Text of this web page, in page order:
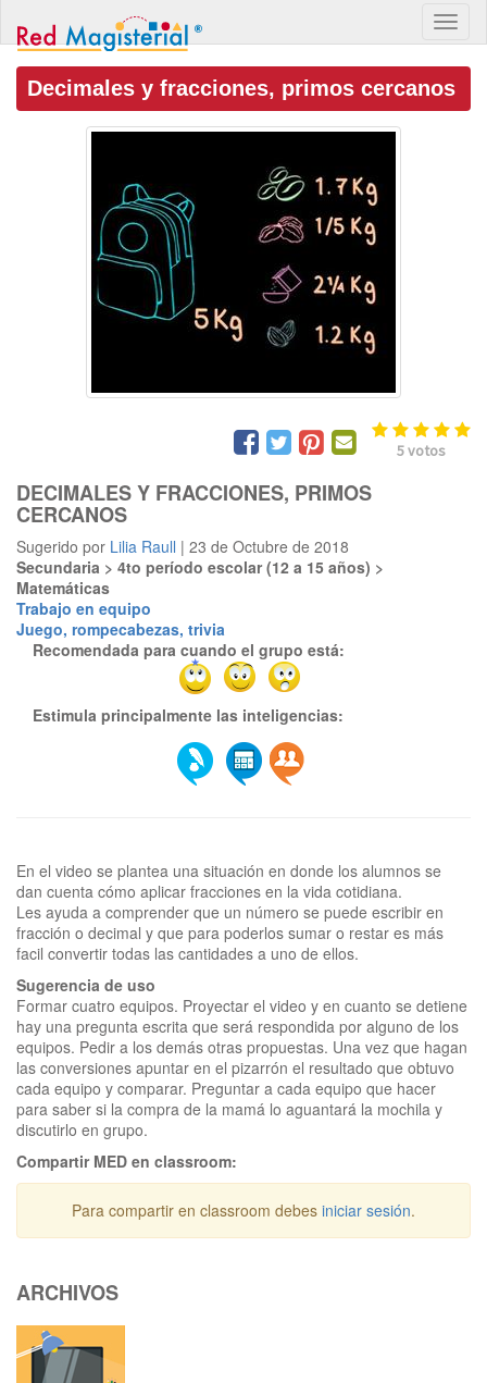
Decimales y fracciones, primos cercanos
5votos
DECIMALES Y FRACCIONES, PRIMOS
CERCANOS
Sugerido por Lilia Raull | 23 de Octubre de 2018
Secundaria > 4to período escolar (12 a 15 años) >
Matemáticas
Trabajo en equipo
Juego, rompecabezas, trivia
Recomendada para cuando el grupo está:
Estimula principalmente las inteligencias:
En el video se plantea una situación en donde los alumnos se
dan cuenta cómo aplicar fracciones en la vida cotidiana.
Les ayuda a comprender que un número se puede escribir en
fracción o decimal y que para poderlos sumar o restar es más
Sugerencia de uso
Formar cuatro equipos. Proyectar el video y en cuanto se detiene
hay una pregunta escrita que será respondida por alguno de los
equipos. Pedir a los demás otras propuestas. Una vez que hagan
las conversiones apuntar en el pizarrón el resultado que obtuvo
cada equipo y comparar. Preguntar a cada equipo que hacer
para saber si la compra de la mamá lo aguantará la mochila y
discutirlo en grupo.
Compartir MED en classroom:
Para compartir en classroom debes iniciar sesión.
ARCHIVOS